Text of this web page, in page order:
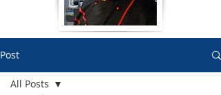
Post
All Posts